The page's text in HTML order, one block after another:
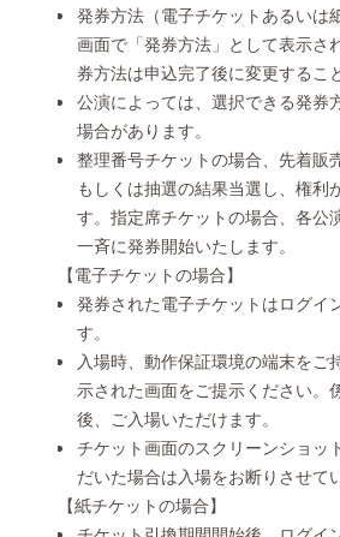
発券方法（電子チケットあるいは
画面で「発券方法」として表示さ
券方法は申込完了後に変更するこ
公演によっては、選択できる発券
場合があります。
整理番号チケットの場合、先着販
もしくは抽選の結果当選し、権利
す。指定席チケットの場合、各公
一斉に発券開始いたします。
【電子チケットの場合】
発券された電子チケットはログイ
す。
入場時、動作保証環境の端末をご
示された画面をご提示ください。
後、ご入場いただけます。
チケット画面のスクリーンショッ
だいた場合は入場をお断りさせて
【紙チケットの場合】